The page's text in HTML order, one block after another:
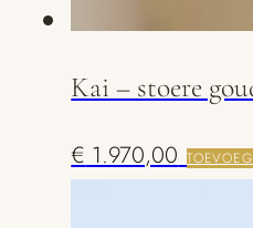
Kai – stoere
€ 1.970,00